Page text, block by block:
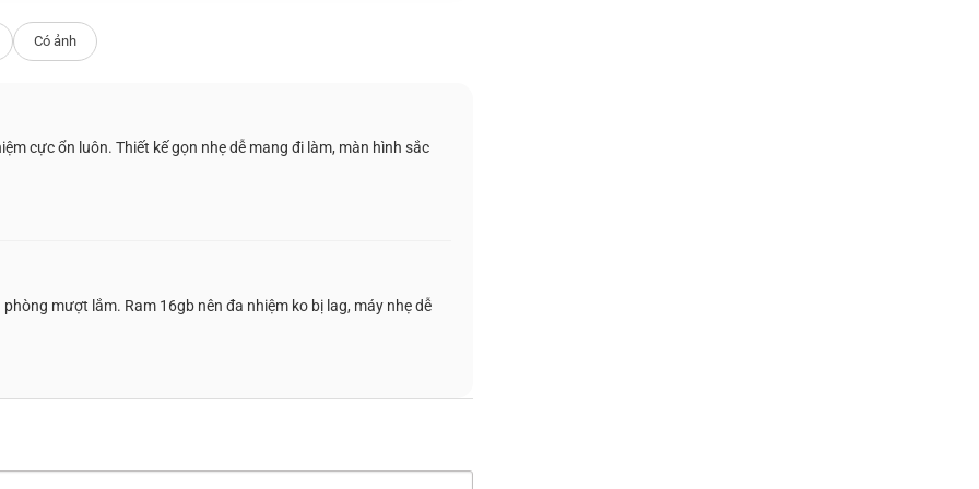
13th, mang lại khả năng xử lý mạnh mẽ
hợp giữa các lõi hiệu năng cao và lõi tiết
các tác vụ văn phòng lẫn đồ họa nhẹ,
Có ảnh
cực ổn luôn. Thiết kế gọn nhẹ dễ mang đi làm, màn hình sắc
mượt lắm. Ram 16gb nên đa nhiệm ko bị lag, máy nhẹ dễ